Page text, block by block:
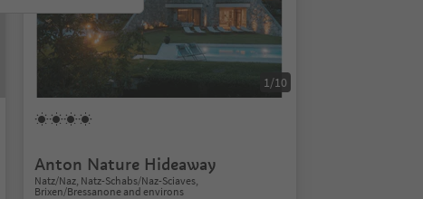
1/10
Anton Nature Hideaway
Natz/Naz, Natz-Schabs/Naz-Sciaves,
Brixen/Bressanone and environs